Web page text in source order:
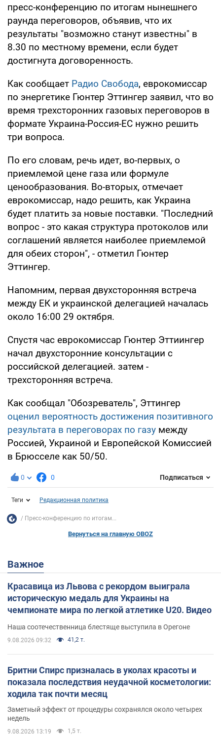
пресс-конференцию по итогам нынешнего
раунда переговоров, объявив, что их
результаты "возможно станут известны" в
8.30 по местному времени, если будет
достигнута договоренность.
Как сообщает Радио Свобода, еврокомиссар
по энергетике Гюнтер Эттингер заявил, что во
время трехсторонних газовых переговоров в
формате Украина-Россия-ЕС нужно решить
три вопроса.
По его словам, речь идет, во-первых, о
приемлемой цене газа или формуле
ценообразования. Во-вторых, отмечает
еврокомиссар, надо решить, как Украина
будет платить за новые поставки. "Последний
вопрос - это какая структура протоколов или
соглашений является наиболее приемлемой
для обеих сторон", - отметил Гюнтер
Эттингер.
Напомним, первая двухсторонняя встреча
между ЕК и украинской делегацией началась
около 16:00 29 октября.
Спустя час еврокомиссар Гюнтер Эттиингер
начал двухсторонние консультации с
российской делегацией. затем -
трехсторонняя встреча.
Как сообщал "Обозреватель", Эттингер
оценил вероятность достижения позитивного
результата в переговорах по газу между
Россией, Украиной и Европейской Комиссией
в Брюсселе как 50/50.
0 0 Подписаться
Теги Редакционная политика
Пресс-конференцию по итогам...
Вернуться на главную OBOZ
Важное
Красавица из Львова с рекордом выиграла
историческую медаль для Украины на
чемпионате мира по легкой атлетике U20. Видео
Наша соотечественница блестяще выступила в Орегоне
9.08.2026 09:32 41,2 т.
Бритни Спирс призналась в уколах красоты и
показала последствия неудачной косметологии:
ходила так почти месяц
Заметный эффект от процедуры сохранялся около четырех
недель
9.08.2026 13:19 1,5 т.